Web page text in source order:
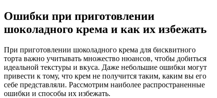
Ошибки при приготовлении
шоколадного крема и как их избежать
При приготовлении шоколадного крема для бисквитного
торта важно учитывать множество нюансов, чтобы добиться
идеальной текстуры и вкуса. Даже небольшие ошибки могут
привести к тому, что крем не получится таким, каким вы его
себе представляли. Рассмотрим наиболее распространенные
ошибки и способы их избежать.